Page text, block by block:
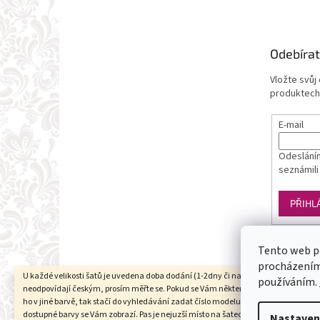
Tento web
používáním.
U každé velikosti šatů je uvedena doba dodání (1-2dny či na objednání). Velikosti
neodpovídají českým, prosím měřte se. Pokud se Vám některý model líbí a chtěli
ho v jiné barvě, tak stačí do vyhledávání zadat číslo modelu(třeba 1960) a
dostupné barvy se Vám zobrazí. Pas je nejuzší místo na šatech (většinou cca 6cm
Vložte svůj
E-mail